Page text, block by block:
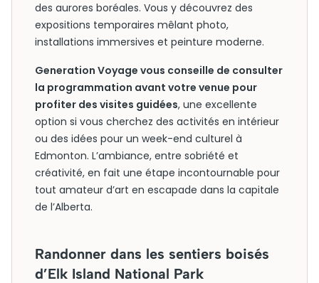
des aurores boréales. Vous y découvrez des
expositions temporaires mêlant photo,
installations immersives et peinture moderne.
Generation Voyage vous conseille de consulter
la programmation avant votre venue pour
profiter des visites guidées, une excellente
option si vous cherchez des activités en intérieur
ou des idées pour un week-end culturel à
Edmonton. L’ambiance, entre sobriété et
créativité, en fait une étape incontournable pour
tout amateur d’art en escapade dans la capitale
de l’Alberta.
Randonner dans les sentiers boisés
d’Elk Island National Park